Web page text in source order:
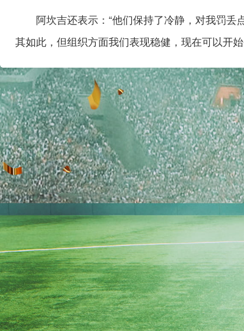
阿坎吉还表示：“他们保持了冷静，对我罚
其如此，但组织方面我们表现稳健，现在可以开